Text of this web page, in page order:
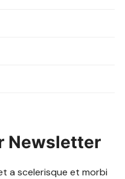
Newsletter
a scelerisque et morbi